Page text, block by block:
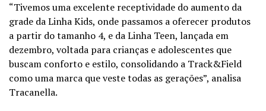
“Tivemos uma excelente receptividade do aumento da
grade da Linha Kids, onde passamos a oferecer produtos
a partir do tamanho 4, e da Linha Teen, lançada em
dezembro, voltada para crianças e adolescentes que
buscam conforto e estilo, consolidando a Track&Field
como uma marca que veste todas as gerações”, analisa
Tracanella.